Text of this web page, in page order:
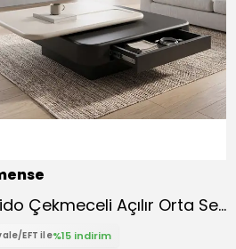
Solido Çekmeceli Açılır Orta Sehpa
EFT ile%15 indirim